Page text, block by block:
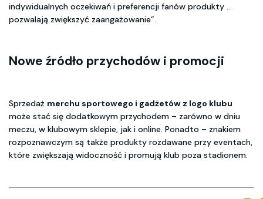
indywidualnych oczekiwań i preferencji fanów produkty …
pozwalają zwiększyć zaangażowanie”.
Nowe źródło przychodów i promocji
Sprzedaż merchu sportowego i gadżetów z logo klubu
może stać się dodatkowym przychodem – zarówno w dniu
meczu, w klubowym sklepie, jak i online. Ponadto – znakiem
rozpoznawczym są także produkty rozdawane przy eventach,
które zwiększają widoczność i promują klub poza stadionem.